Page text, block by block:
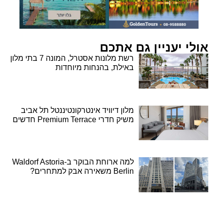
אולי יעניין גם אתכם
רשת מלונות אסטרל, המונה 7 בתי מלון
באילת, בהנחות מיוחדות
מלון דיוויד אינטרקונטיננטל תל אביב
משיק חדרי Premium Terrace חדשים
למה ארוחת הבוקר ב-Waldorf Astoria
Berlin משאירה אבק למתחרים?